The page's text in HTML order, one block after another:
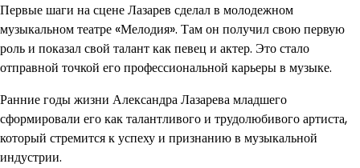
Первые шаги на сцене Лазарев сделал в молодежном
музыкальном театре «Мелодия». Там он получил свою первую
роль и показал свой талант как певец и актер. Это стало
отправной точкой его профессиональной карьеры в музыке.
Ранние годы жизни Александра Лазарева младшего
сформировали его как талантливого и трудолюбивого артиста,
который стремится к успеху и признанию в музыкальной
индустрии.